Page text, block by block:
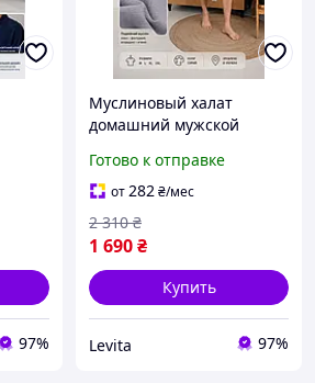
97%
Муслиновый халат
домашний мужской
домашний халат для
мужчин хлопковый
легкий, Халат из муслина
Готово к отправке
от282₴/мес
1 690₴
2 310 ₴
Купить
Levita 97%